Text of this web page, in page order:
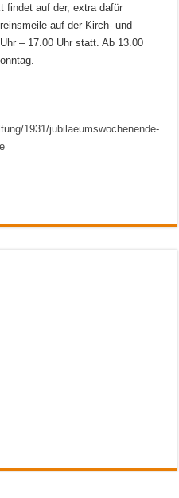
findet auf der, extra dafür
auf der Kirch- und
– 17.00 Uhr statt. Ab 13.00
1931/jubilaeumswochenende-